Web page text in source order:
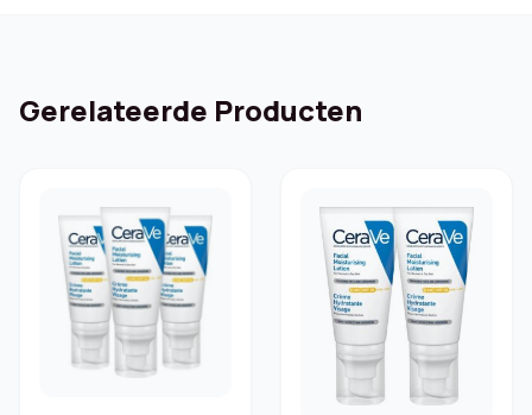
Gerelateerde Producten